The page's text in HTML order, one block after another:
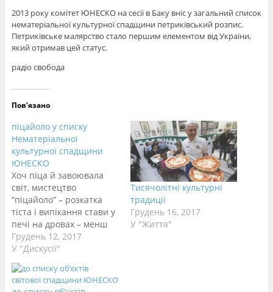
2013 року комітет ЮНЕСКО на сесії в Баку вніс у загальний список
нематеріальної культурної спадщини петриківський розпис.
Петриківське малярство стало першим елементом від України,
який отримав цей статус.
радіо свобода
Пов’язано
піцайоло у списку
Нематеріальної
культурної спадщини
ЮНЕСКО
Хоч піца й завоювала
світ, мистецтво
“піцайоло” – розкатка
тіста і випікання стави у
печі на дровах – менш
поширене за межами
італійського міста
Неаполь. Проте зовсім
скоро це може
змінитися, адже
Грудень 12, 2017
У "Дискусії"
Тисячолітні культурні
традиції
Грудень 16, 2017
У "Життя"